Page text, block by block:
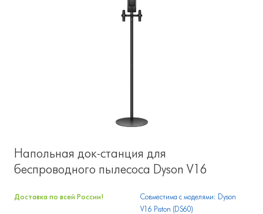
Напольная док-станция для
беспроводного пылесоса Dyson V16
Доставка по всей России!
Совместима с моделями: Dyson
V16 Piston (DS60)